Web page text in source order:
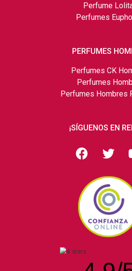
Perfume
Perfumes
PERFUMES
Perfumes CK
Perfumes
Perfumes Hombres
¡SÍGUENOS EN